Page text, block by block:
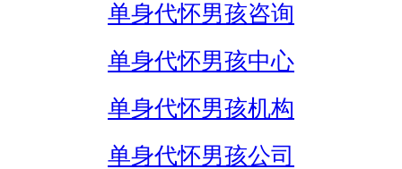
单身代怀男孩咨询
单身代怀男孩中心
单身代怀男孩机构
单身代怀男孩公司